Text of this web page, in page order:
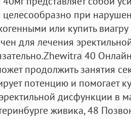
при
или купить
для лечения
40
продолжить занятия
потенцию и помогает
дисфункции в
живика, 48